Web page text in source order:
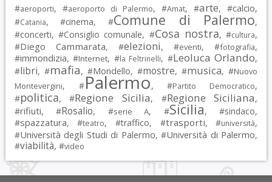
#aeroporti, #aeroporto di Palermo, #Amat, #arte, #calcio,
#Catania, #cinema, #Comune di Palermo,
#concerti, #Consiglio comunale, #Cosa nostra, #cultura,
#Diego Cammarata, #elezioni, #eventi, #fotografia,
#immondizia, #Internet, #la Feltrinelli, #Leoluca Orlando,
#libri, #mafia, #Mondello, #mostre, #musica, #Nuovo
Montevergini, #Palermo, #Partito Democratico,
#politica, #Regione Sicilia, #Regione Siciliana,
#rifiuti, #Rosalio, #serie A, #Sicilia, #sindaco,
#spazzatura, #teatro, #traffico, #trasporti, #università,
#Università degli Studi di Palermo, #Università di Palermo,
#viabilità, #video